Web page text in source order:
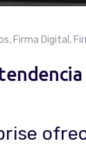
, Firma Digital ,